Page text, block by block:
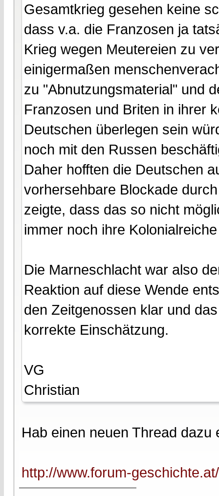
Gesamtkrieg gesehen keine
dass v.a. die Franzosen ja
Krieg wegen Meutereien zu
einigermaßen
zu "Abnutzungsmaterial" und
Franzosen und Briten in ihrer
Deutschen überlegen sein
noch mit den Russen
Daher hofften die Deutschen
vorhersehbare Blockade
zeigte, dass das so nicht
immer noch ihre
Die Marneschlacht war also
Reaktion auf diese Wende
den Zeitgenossen klar und
korrekte Einschätzung.
VG
Christian
Hab einen neuen Thread dazu
http://www.forum-